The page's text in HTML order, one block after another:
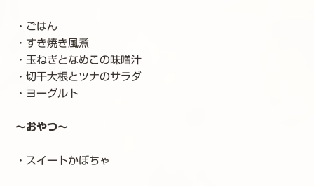
・ごはん
・すき焼き風煮
・玉ねぎとなめこの味噌汁
・切干大根とツナのサラダ
・ヨーグルト
～おやつ～
・スイートかぼちゃ